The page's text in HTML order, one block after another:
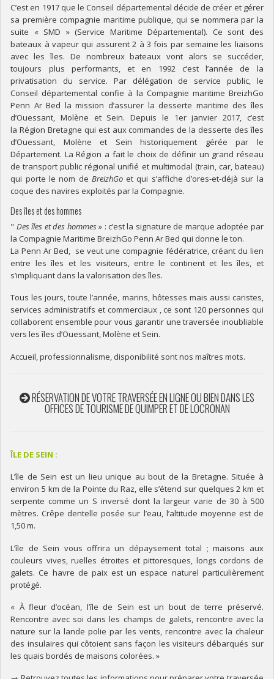
C’est en 1917 que le Conseil départemental décide de créer et gérer
sa première compagnie maritime publique, qui se nommera par la
suite « SMD » (Service Maritime Départemental). Ce sont des
bateaux à vapeur qui assurent 2 à 3 fois par semaine les liaisons
avec les îles. De nombreux bateaux vont alors se succéder,
toujours plus performants, et en 1992 c’est l’année de la
privatisation du service. Par délégation de service public, le
Conseil départemental confie à la Compagnie maritime BreizhGo
Penn Ar Bed la mission d’assurer la desserte maritime des îles
d’Ouessant, Molène et Sein. Depuis le 1er janvier 2017, c’est
la Région Bretagne qui est aux commandes de la desserte des îles
d’Ouessant, Molène et Sein historiquement gérée par le
Département. La Région a fait le choix de définir un grand réseau
de transport public régional unifié et multimodal (train, car, bateau)
qui porte le nom de BreizhGoet qui s’affiche d’ores-et-déjà sur la
coque des navires exploités par la Compagnie.
Des îles et des hommes
" Des îles et des hommes» : c’est la signature de marque adoptée par
la Compagnie Maritime BreizhGo Penn Ar Bed qui donne le ton.
La Penn Ar Bed, se veut une compagnie fédératrice, créant du lien
entre les îles et les visiteurs, entre le continent et les îles, et
s’impliquant dans la valorisation des îles.
Tous les jours, toute l’année, marins, hôtesses mais aussi caristes,
services administratifs et commerciaux , ce sont 120 personnes qui
collaborent ensemble pour vous garantir une traversée inoubliable
vers les îles d’Ouessant, Molène et Sein.
Accueil, professionnalisme, disponibilité sont nos maîtres mots.
RÉSERVATION DE VOTRE TRAVERSÉE EN LIGNE OU BIEN DANS LES
OFFICES DE TOURISME DE QUIMPER ET DE LOCRONAN
ÎLE DE SEIN :
L’île de Sein est un lieu unique au bout de la Bretagne. Située à
environ 5 km de la Pointe du Raz, elle s’étend sur quelques 2 km et
serpente comme un S inversé dont la largeur varie de 30 à 500
mètres. Crêpe dentelle posée sur l’eau, l’altitude moyenne est de
1,50 m.
L’île de Sein vous offrira un dépaysement total ; maisons aux
couleurs vives, ruelles étroites et pittoresques, longs cordons de
galets. Ce havre de paix est un espace naturel particulièrement
protégé.
« À fleur d’océan, l’île de Sein est un bout de terre préservé.
Rencontre avec soi dans les champs de galets, rencontre avec la
nature sur la lande polie par les vents, rencontre avec la chaleur
des insulaires qui côtoient sans façon les visiteurs débarqués sur
les quais bordés de maisons colorées. »